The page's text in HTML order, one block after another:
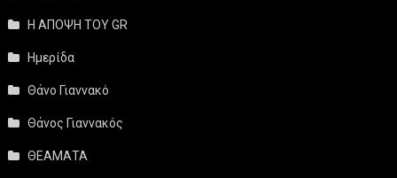
Η ΑΠΟΨΗ ΤΟΥ GR
Ημερίδα
Θάνο Γιαννακό
Θάνος Γιαννακός
ΘΕΑΜΑΤΑ